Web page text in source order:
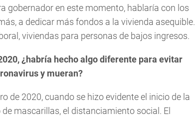
gobernador en este momento, hablaría con los
a dedicar más fondos a la vivienda asequible.
viviendas para personas de bajos ingresos.
¿habría hecho algo diferente para evitar
y mueran?
de 2020, cuando se hizo evidente el inicio de la
mascarillas, el distanciamiento social. El